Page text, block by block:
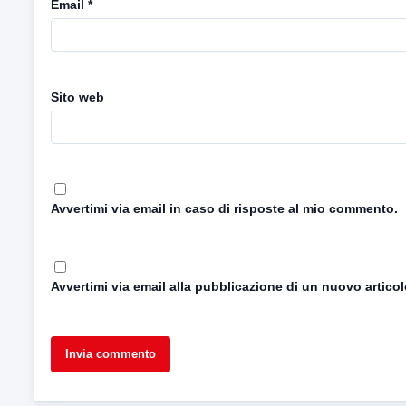
Email *
Sito web
Avvertimi via email in caso di risposte al mio commento.
Avvertimi via email alla pubblicazione di un nuovo